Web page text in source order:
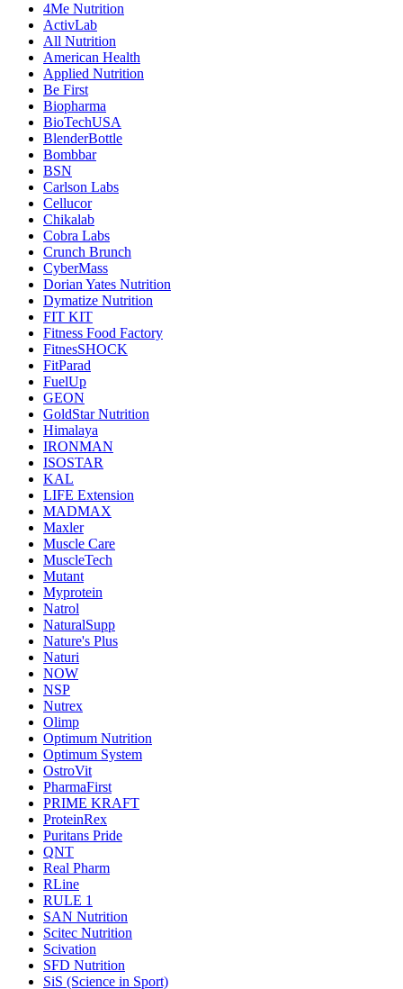
4Me Nutrition
ActivLab
All Nutrition
American Health
Applied Nutrition
Be First
Biopharma
BioTechUSA
BlenderBottle
Bombbar
BSN
Carlson Labs
Cellucor
Chikalab
Cobra Labs
Crunch Brunch
CyberMass
Dorian Yates Nutrition
Dymatize Nutrition
FIT KIT
Fitness Food Factory
FitnesSHOCK
FitParad
FuelUp
GEON
GoldStar Nutrition
Himalaya
IRONMAN
ISOSTAR
KAL
LIFE Extension
MADMAX
Maxler
Muscle Care
MuscleTech
Mutant
Myprotein
Natrol
NaturalSupp
Nature's Plus
Naturi
NOW
NSP
Nutrex
Olimp
Optimum Nutrition
Optimum System
OstroVit
PharmaFirst
PRIME KRAFT
ProteinRex
Puritans Pride
QNT
Real Pharm
RLine
RULE 1
SAN Nutrition
Scitec Nutrition
Scivation
SFD Nutrition
SiS (Science in Sport)